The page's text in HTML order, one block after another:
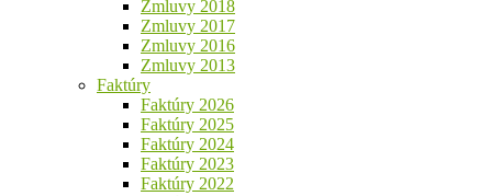
Zmluvy 2018
Zmluvy 2017
Zmluvy 2016
Zmluvy 2013
Faktúry
Faktúry 2026
Faktúry 2025
Faktúry 2024
Faktúry 2023
Faktúry 2022